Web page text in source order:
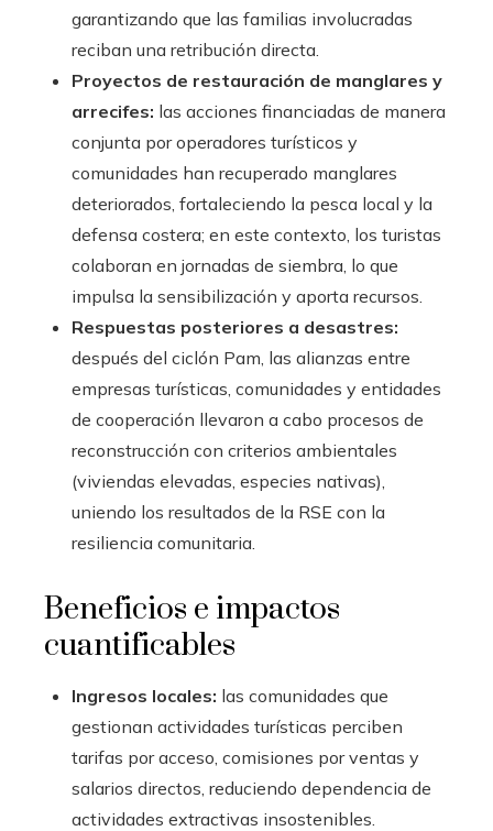
garantizando que las familias involucradas
reciban una retribución directa.
Proyectos de restauración de manglares y
arrecifes: las acciones financiadas de manera
conjunta por operadores turísticos y
comunidades han recuperado manglares
deteriorados, fortaleciendo la pesca local y la
defensa costera; en este contexto, los turistas
colaboran en jornadas de siembra, lo que
impulsa la sensibilización y aporta recursos.
Respuestas posteriores a desastres:
después del ciclón Pam, las alianzas entre
empresas turísticas, comunidades y entidades
de cooperación llevaron a cabo procesos de
reconstrucción con criterios ambientales
(viviendas elevadas, especies nativas),
uniendo los resultados de la RSE con la
resiliencia comunitaria.
Beneficios e impactos
cuantificables
Ingresos locales: las comunidades que
gestionan actividades turísticas perciben
tarifas por acceso, comisiones por ventas y
salarios directos, reduciendo dependencia de
actividades extractivas insostenibles.